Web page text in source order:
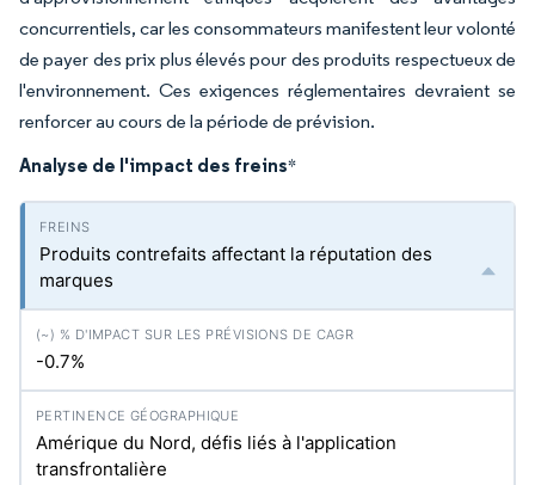
concurrentiels, car les consommateurs manifestent leur volonté
de payer des prix plus élevés pour des produits respectueux de
l'environnement. Ces exigences réglementaires devraient se
renforcer au cours de la période de prévision.
Analyse de l'impact des freins*
Produits contrefaits affectant la réputation des
marques
-0.7%
Amérique du Nord, défis liés à l'application
transfrontalière